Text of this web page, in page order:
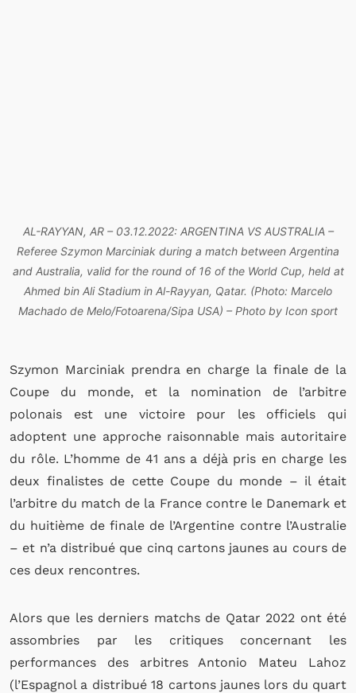
AL-RAYYAN, AR – 03.12.2022: ARGENTINA VS AUSTRALIA –
Referee Szymon Marciniak during a match between Argentina
and Australia, valid for the round of 16 of the World Cup, held at
Ahmed bin Ali Stadium in Al-Rayyan, Qatar. (Photo: Marcelo
Machado de Melo/Fotoarena/Sipa USA) – Photo by Icon sport
Szymon Marciniak prendra en charge la finale de la
Coupe du monde, et la nomination de l’arbitre
polonais est une victoire pour les officiels qui
adoptent une approche raisonnable mais autoritaire
du rôle. L’homme de 41 ans a déjà pris en charge les
deux finalistes de cette Coupe du monde – il était
l’arbitre du match de la France contre le Danemark et
du huitième de finale de l’Argentine contre l’Australie
– et n’a distribué que cinq cartons jaunes au cours de
ces deux rencontres.
Alors que les derniers matchs de Qatar 2022 ont été
assombries par les critiques concernant les
performances des arbitres Antonio Mateu Lahoz
(l’Espagnol a distribué 18 cartons jaunes lors du quart